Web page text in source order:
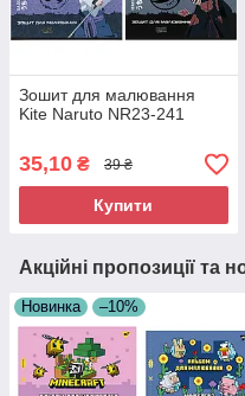
Зошит для малювання
Kite Naruto NR23-241
35,10 ₴ 39 ₴
Купити
Акційні пропозиції та
Новинка –10%